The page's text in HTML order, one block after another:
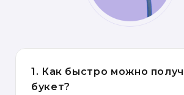
1. Как быстро можно
букет?